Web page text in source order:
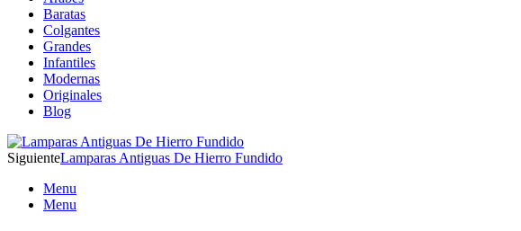
Baratas
Colgantes
Grandes
Infantiles
Modernas
Originales
Blog
SiguienteLamparas Antiguas De Hierro Fundido
Menu
Menu